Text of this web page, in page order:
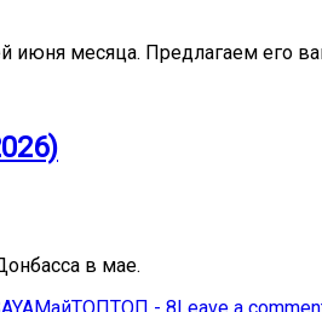
месяца. Предлагаем его
в мае.
МайТОПТОП - 8Leave a